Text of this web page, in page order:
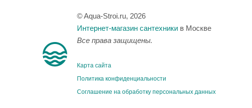
© Aqua-Stroi.ru, 2026
Интернет-магазин сантехники в Москве
Все права защищены.
Карта сайта
Политика конфиденциальности
Соглашение на обработку персональных данных